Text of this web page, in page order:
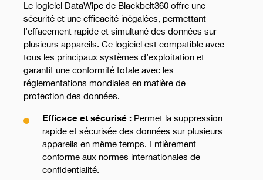
Le logiciel DataWipe de Blackbelt360 offre une
sécurité et une efficacité inégalées, permettant
l’effacement rapide et simultané des données sur
plusieurs appareils. Ce logiciel est compatible avec
tous les principaux systèmes d’exploitation et
garantit une conformité totale avec les
réglementations mondiales en matière de
protection des données.
Efficace et sécurisé : Permet la suppression
rapide et sécurisée des données sur plusieurs
appareils en même temps. Entièrement
conforme aux normes internationales de
confidentialité.